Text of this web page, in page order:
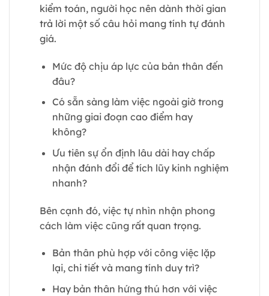
kiểm toán, người học nên dành thời gian
trả lời một số câu hỏi mang tính tự đánh
giá.
Mức độ chịu áp lực của bản thân đến
đâu?
Có sẵn sàng làm việc ngoài giờ trong
những giai đoạn cao điểm hay
không?
Ưu tiên sự ổn định lâu dài hay chấp
nhận đánh đổi để tích lũy kinh nghiệm
nhanh?
Bên cạnh đó, việc tự nhìn nhận phong
cách làm việc cũng rất quan trọng.
Bản thân phù hợp với công việc lặp
lại, chi tiết và mang tính duy trì?
Hay bản thân hứng thú hơn với việc